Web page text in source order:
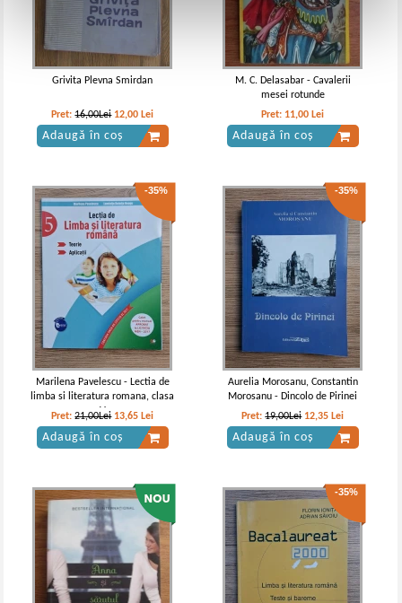
Grivita Plevna Smirdan
Pret:16,00Lei 12,00 Lei
Adaugă în coș
M. C. Delasabar - Cavalerii
mesei rotunde
Pret: 11,00 Lei
Adaugă în coș
-35%
Marilena Pavelescu - Lectia de
limba si literatura romana, clasa
a V-a
Pret:21,00Lei 13,65 Lei
Adaugă în coș
-35%
Aurelia Morosanu, Constantin
Morosanu - Dincolo de Pirinei
Pret:19,00Lei 12,35 Lei
Adaugă în coș
-35%